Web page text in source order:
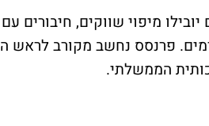
מיפוי שווקים, חיבורים
פרנסס נחשב מקורב לראש
הממשלתי.